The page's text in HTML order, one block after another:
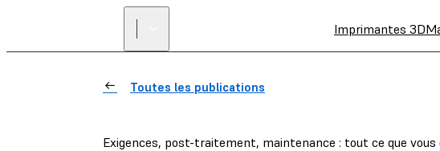
Imprimantes 3D
Toutes les publications
Exigences, post-traitement, maintenance : tout ce que vous